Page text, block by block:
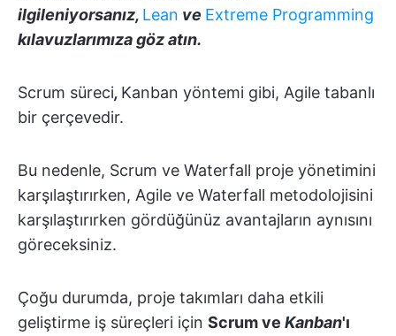
ilgileniyorsanız, Lean ve Extreme Programming
kılavuzlarımıza göz atın.
Scrum süreci, Kanban yöntemi gibi, Agile tabanlı
bir çerçevedir.
Bu nedenle, Scrum ve Waterfall proje yönetimini
karşılaştırırken, Agile ve Waterfall metodolojisini
karşılaştırırken gördüğünüz avantajların aynısını
göreceksiniz.
Çoğu durumda, proje takımları daha etkili
geliştirme iş süreçleri için Scrum ve Kanban'ı